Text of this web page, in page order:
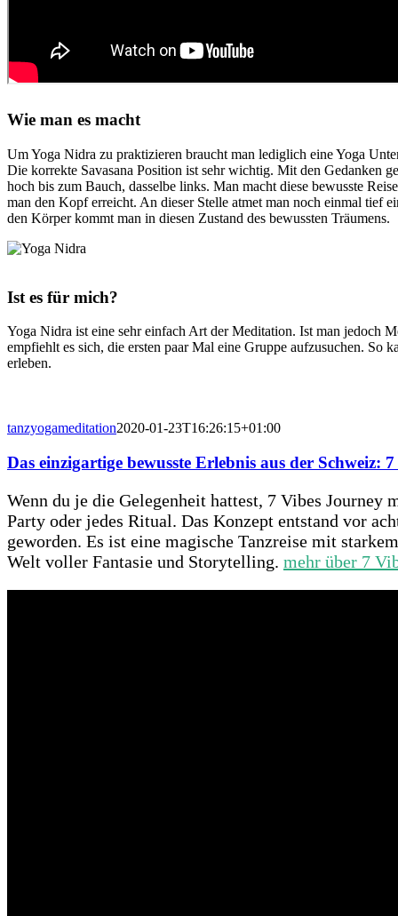
Wie man es macht
Um Yoga Nidra zu praktizieren braucht man lediglich eine Yoga
Die korrekte Savasana Position ist sehr wichtig. Mit den Gedanken
hoch bis zum Bauch, dasselbe links. Man macht diese bewusste
man den Kopf erreicht. An dieser Stelle atmet man noch einmal tief
den Körper kommt man in diesen Zustand des bewussten Träumens.
Ist es für mich?
Yoga Nidra ist eine sehr einfach Art der Meditation. Ist man jedoch
empfiehlt es sich, die ersten paar Mal eine Gruppe aufzusuchen. So
erleben.
tanzyogameditation2020-01-23T16:26:15+01:00
Das einzigartige bewusste Erlebnis aus der Schweiz:
Wenn du je die Gelegenheit hattest, 7 Vibes Journey
Party oder jedes Ritual. Das Konzept entstand vor
geworden. Es ist eine magische Tanzreise mit
Welt voller Fantasie und Storytelling. mehr über 7